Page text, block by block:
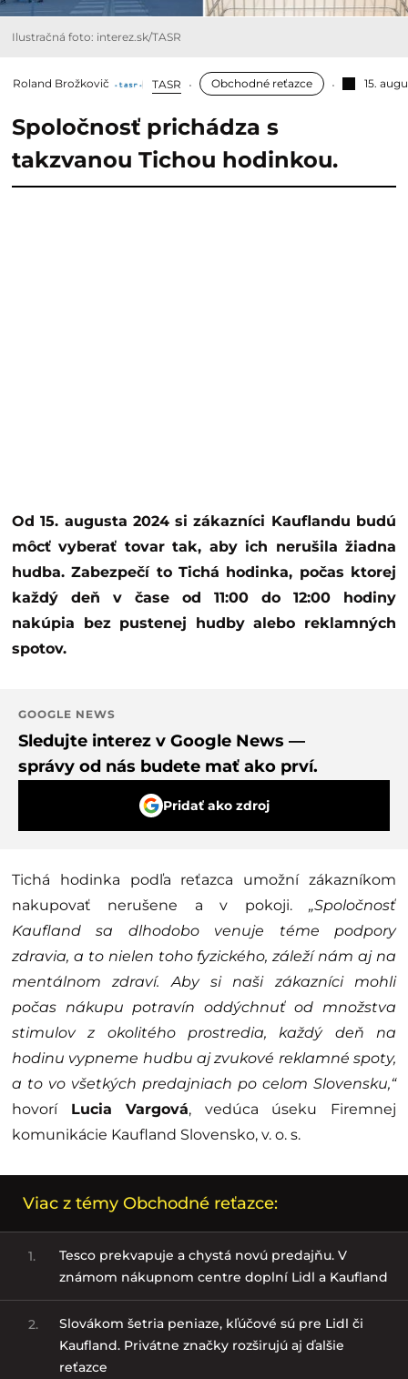
Ilustračná foto: interez.sk/TASR
Roland Brožkovič TASR Obchodné reťazce 15.
Spoločnosť prichádza s
takzvanou Tichou hodinkou.
Od 15. augusta 2024 si zákazníci Kauflandu budú
môcť vyberať tovar tak, aby ich nerušila žiadna
hudba. Zabezpečí to Tichá hodinka, počas ktorej
každý deň v čase od 11:00 do 12:00 hodiny
nakúpia bez pustenej hudby alebo reklamných
spotov.
GOOGLE NEWS
Sledujte interez v Google News —
správy od nás budete mať ako prví.
Pridať ako zdroj
Tichá hodinka podľa reťazca umožní zákazníkom
nakupovať nerušene a v pokoji. „Spoločnosť
Kaufland sa dlhodobo venuje téme podpory
zdravia, a to nielen toho fyzického, záleží nám aj na
mentálnom zdraví. Aby si naši zákazníci mohli
počas nákupu potravín oddýchnuť od množstva
stimulov z okolitého prostredia, každý deň na
hodinu vypneme hudbu aj zvukové reklamné spoty,
a to vo všetkých predajniach po celom Slovensku,“
hovorí Lucia Vargová, vedúca úseku Firemnej
komunikácie Kaufland Slovensko, v. o. s.
Viac z témy Obchodné reťazce:
1.
Tesco prekvapuje a chystá novú predajňu. V
známom nákupnom centre doplní Lidl a Kaufland
2.
Slovákom šetria peniaze, kľúčové sú pre Lidl či
Kaufland. Privátne značky rozširujú aj ďalšie
reťazce